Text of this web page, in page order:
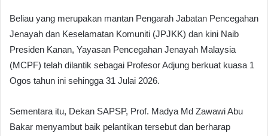
Beliau yang merupakan mantan Pengarah Jabatan Pencegahan
Jenayah dan Keselamatan Komuniti (JPJKK) dan kini Naib
Presiden Kanan, Yayasan Pencegahan Jenayah Malaysia
(MCPF) telah dilantik sebagai Profesor Adjung berkuat kuasa 1
Ogos tahun ini sehingga 31 Julai 2026.
Sementara itu, Dekan SAPSP, Prof. Madya Md Zawawi Abu
Bakar menyambut baik pelantikan tersebut dan berharap